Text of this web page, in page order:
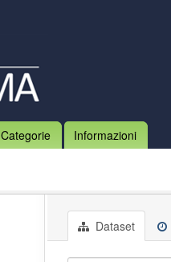
Categorie Informazioni
Dataset